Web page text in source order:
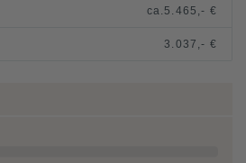
ca.5.465,- €
3.037,- €